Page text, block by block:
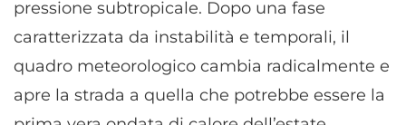
pressione subtropicale. Dopo una fase
caratterizzata da instabilità e temporali, il
quadro meteorologico cambia radicalmente e
apre la strada a quella che potrebbe essere la